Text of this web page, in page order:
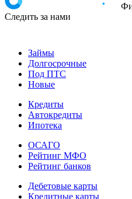
Следить за нами
Займы
Долгосрочные
Под ПТС
Новые
Кредиты
Автокредиты
Ипотека
ОСАГО
Рейтинг МФО
Рейтинг банков
Дебетовые карты
Кредитные карты